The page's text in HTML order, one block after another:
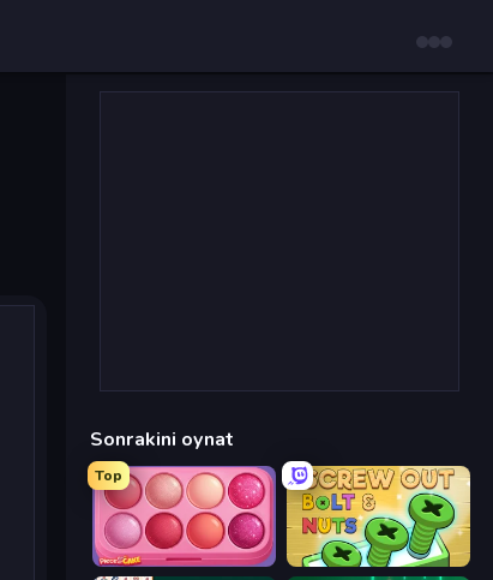
Sonrakini oynat
Top
Piece of Cake: Merge and Bake Screw Out: Bolts and Nuts